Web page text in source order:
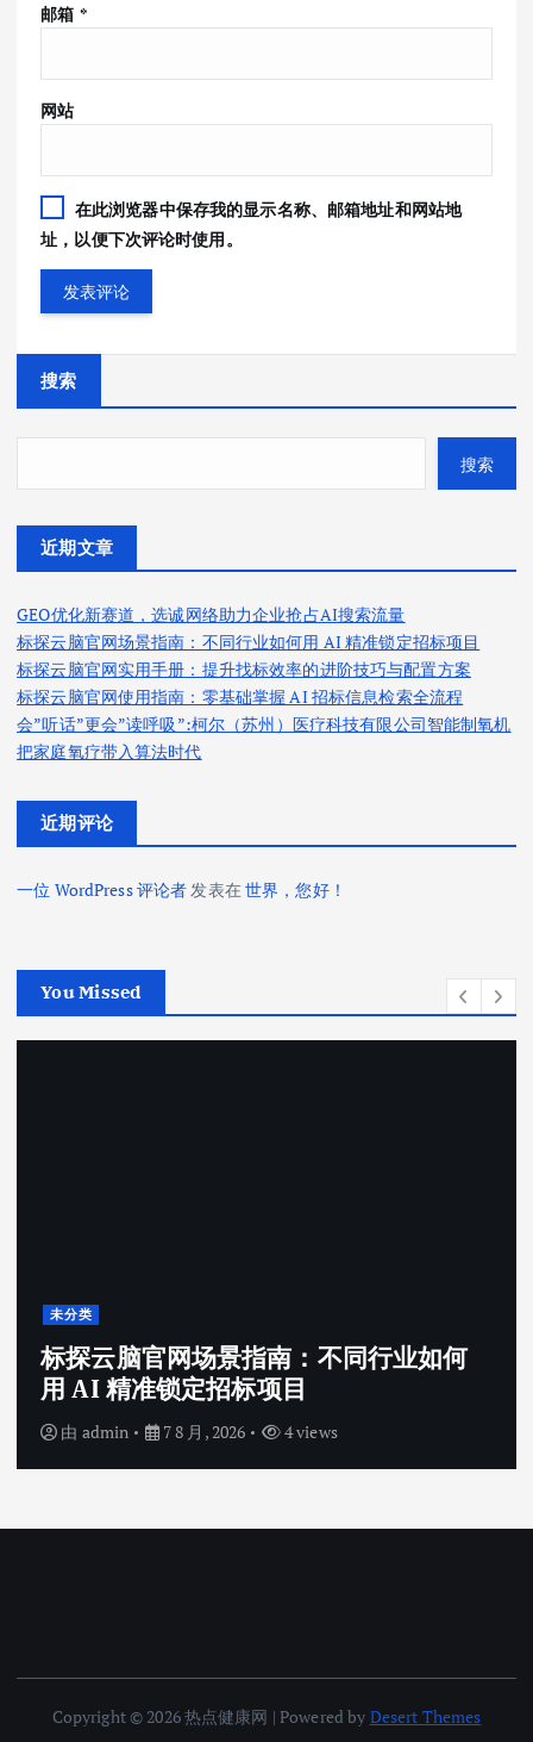
邮箱 *
网站
在此浏览器中保存我的显示名称、邮箱地址和网站地
址，以便下次评论时使用。
搜索
搜索
近期文章
GEO优化新赛道，选诚网络助力企业抢占AI搜索流量
标探云脑官网场景指南：不同行业如何用 AI 精准锁定招标项目
标探云脑官网实用手册：提升找标效率的进阶技巧与配置方案
标探云脑官网使用指南：零基础掌握 AI 招标信息检索全流程
会”听话”更会”读呼吸”:柯尔（苏州）医疗科技有限公司智能制氧机
把家庭氧疗带入算法时代
近期评论
一位 WordPress 评论者发表在世界，您好！
You Missed
未分类
标探云脑官网场景指南：不同行业如何
用 AI 精准锁定招标项目
由 admin 7 8 月, 2026 4 views
Copyright © 2026 热点健康网 | Powered by Desert Themes